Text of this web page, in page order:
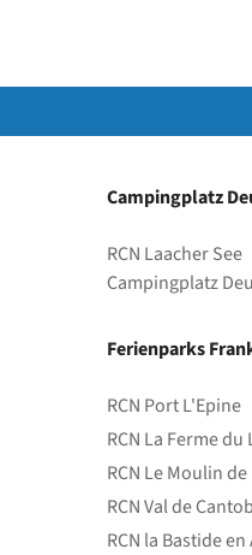
Campingplatz
RCN Laacher See
Campingplatz
Ferienparks
RCN Port L'Epine
RCN La Ferme du
RCN Le Moulin
RCN Val de
RCN la Bastide